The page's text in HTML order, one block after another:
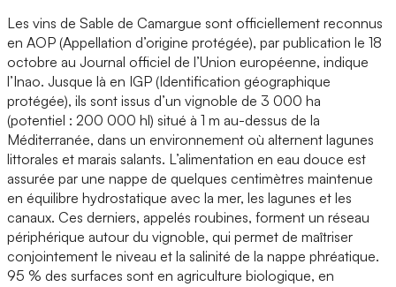
Les vins de Sable de Camargue sont officiellement reconnus
en AOP (Appellation d’origine protégée), par publication le 18
octobre au Journal officiel de l’Union européenne, indique
l’Inao. Jusque là en IGP (Identification géographique
protégée), ils sont issus d’un vignoble de 3 000 ha
(potentiel : 200 000 hl) situé à 1 m au-dessus de la
Méditerranée, dans un environnement où alternent lagunes
littorales et marais salants. L’alimentation en eau douce est
assurée par une nappe de quelques centimètres maintenue
en équilibre hydrostatique avec la mer, les lagunes et les
canaux. Ces derniers, appelés roubines, forment un réseau
périphérique autour du vignoble, qui permet de maîtriser
conjointement le niveau et la salinité de la nappe phréatique.
95 % des surfaces sont en agriculture biologique, en